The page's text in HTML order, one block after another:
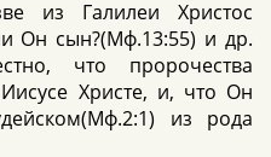
из Галилеи Христос
Он сын?(Мф.13:55) и др.
что пророчества
Христе, и, что Он
из рода